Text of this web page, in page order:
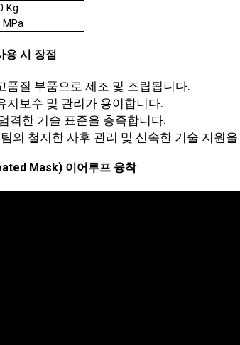
Kg
MPa
용 시 장점
품질 부품으로 제조 및 조립됩니다.
지보수 및 관리가 용이합니다.
격한 기술 표준을 충족합니다.
의 철저한 사후 관리 및 신속한 기술 지원
Mask) 이어루프 융착